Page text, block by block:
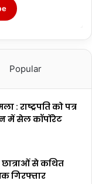
Popular
: राष्ट्रपति को पत्र
में सेल कॉर्पोरेट
छात्राओं से कथित
गिरफ्तार